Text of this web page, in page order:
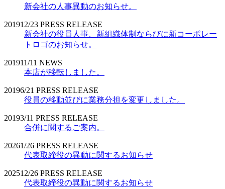
新会社の人事異動のお知らせ。
201912/23 PRESS RELEASE
新会社の役員人事、新組織体制ならびに新コーポレー
トロゴのお知らせ。
201911/11 NEWS
本店が移転しました。
20196/21 PRESS RELEASE
役員の移動並びに業務分担を変更しました。
20193/11 PRESS RELEASE
合併に関するご案内。
20261/26 PRESS RELEASE
代表取締役の異動に関するお知らせ
202512/26 PRESS RELEASE
代表取締役の異動に関するお知らせ